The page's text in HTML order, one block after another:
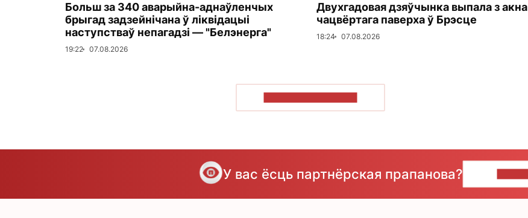
Больш за 340 аварыйна-аднаўленчых
брыгад задзейнічана ў ліквідацыі
наступстваў непагадзі — "Белэнерга"
19:22 07.08.2026
Двухгадовая дзяўчынка выпала з акна
чацвёртага паверха ў Брэсце
18:24 07.08.2026
У вас ёсць партнёрская прапанова?